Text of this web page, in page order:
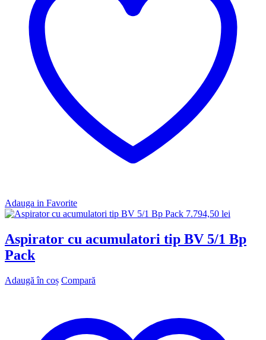
Adauga in Favorite
7.794,50 lei
Aspirator cu acumulatori tip BV 5/1 Bp
Pack
Adaugă în coș Compară